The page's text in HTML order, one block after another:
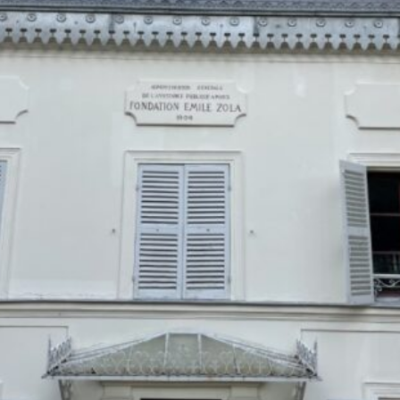
Notre local
La Boutique
L’assurance
Liens
La Revue
Les salons
La traction
La Traction des
membres
Bibliographie
Présentation 7
Présentation 11
Présentation 15 six
Evolution 7 et 11 -